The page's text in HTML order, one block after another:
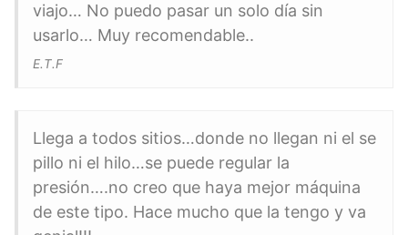
viajo… No puedo pasar un solo día sin
usarlo… Muy recomendable..
E.T.F
Llega a todos sitios…donde no llegan ni el se
pillo ni el hilo…se puede regular la
presión….no creo que haya mejor máquina
de este tipo. Hace mucho que la tengo y va